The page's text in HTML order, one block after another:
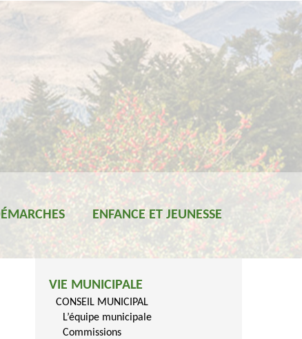
ENFANCE ET JEUNESSE
VIE MUNICIPALE
CONSEIL MUNICIPAL
L’équipe municipale
Commissions